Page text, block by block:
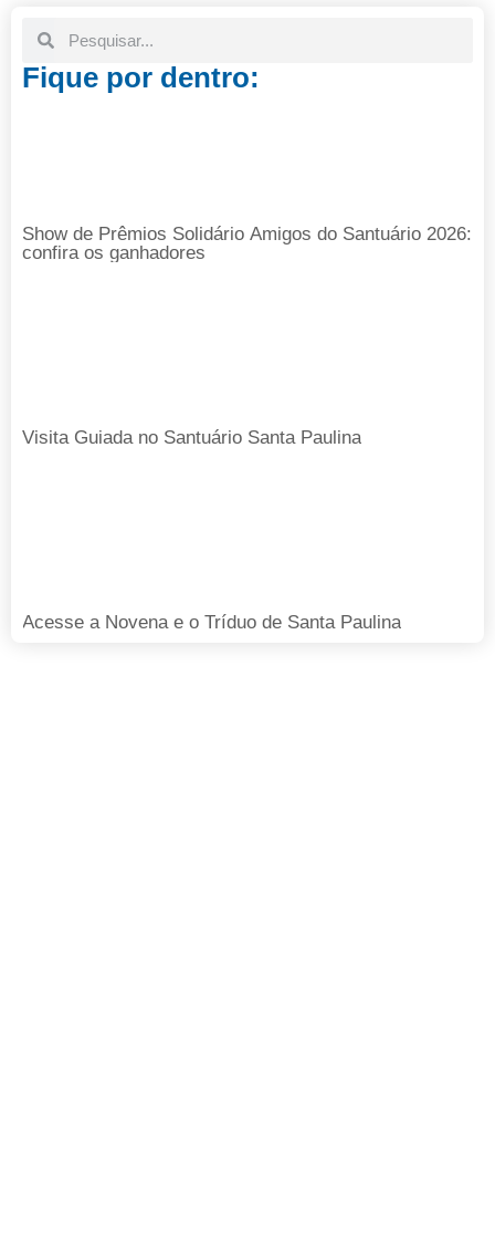
Fique por dentro:
Show de Prêmios Solidário Amigos do Santuário 2026:
confira os ganhadores
Visita Guiada no Santuário Santa Paulina
Acesse a Novena e o Tríduo de Santa Paulina